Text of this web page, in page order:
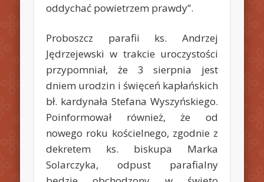
oddychać powietrzem prawdy”.
Proboszcz parafii ks. Andrzej
Jędrzejewski w trakcie uroczystości
przypomniał, że 3 sierpnia jest
dniem urodzin i święceń kapłańskich
bł. kardynała Stefana Wyszyńskiego.
Poinformował również, że od
nowego roku kościelnego, zgodnie z
dekretem ks. biskupa Marka
Solarczyka, odpust parafialny